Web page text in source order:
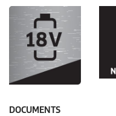
DOCUMENTS